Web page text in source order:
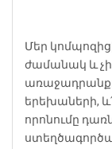
Մեր
ժամանակ և չի
երեխաների,
որոնումը